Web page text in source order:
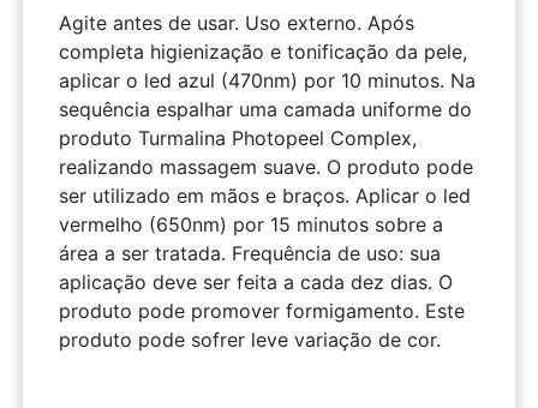
Agite antes de usar. Uso externo. Após
completa higienização e tonificação da pele,
aplicar o led azul (470nm) por 10 minutos. Na
sequência espalhar uma camada uniforme do
produto Turmalina Photopeel Complex,
realizando massagem suave. O produto pode
ser utilizado em mãos e braços. Aplicar o led
vermelho (650nm) por 15 minutos sobre a
área a ser tratada. Frequência de uso: sua
aplicação deve ser feita a cada dez dias. O
produto pode promover formigamento. Este
produto pode sofrer leve variação de cor.